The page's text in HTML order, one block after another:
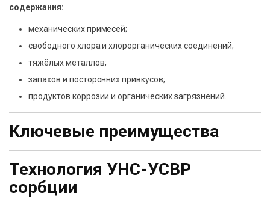
содержания:
механических примесей;
свободного хлора и хлорорганических соединений;
тяжёлых металлов;
запахов и посторонних привкусов;
продуктов коррозии и органических загрязнений.
Ключевые преимущества
Технология УНС-УСВР
сорбции